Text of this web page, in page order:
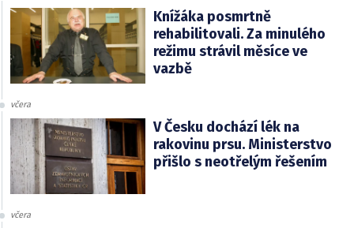
Knížáka posmrtně
rehabilitovali. Za minulého
režimu strávil měsíce ve
vazbě
včera
V Česku dochází lék na
rakovinu prsu. Ministerstvo
přišlo s neotřelým řešením
včera